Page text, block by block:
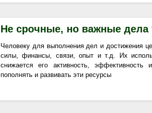
Не срочные, но важные дела
Человеку для выполнения дел и достижения
силы, финансы, связи, опыт и т.д. Их
снижается его активность,
пополнять и развивать эти ресурсы